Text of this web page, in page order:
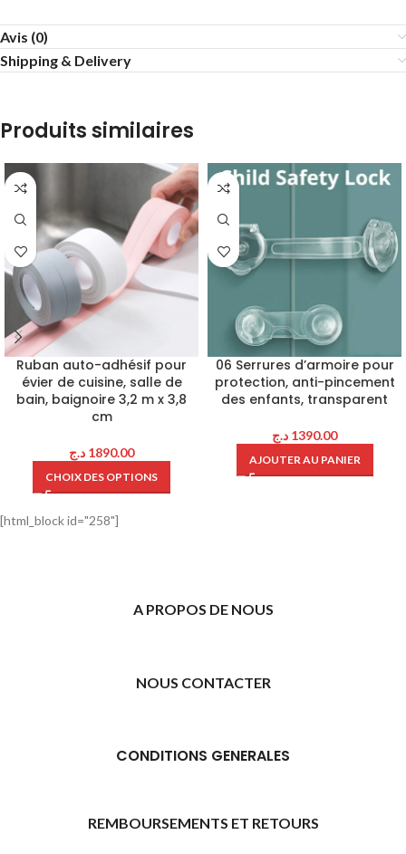
Avis (0)
Shipping & Delivery
Produits similaires
Ruban auto-adhésif pour
évier de cuisine, salle de
bain, baignoire 3,2 m x 3,8
cm
1890.00 د.ج
CHOIX DES OPTIONS
06 Serrures d’armoire pour
protection, anti-pincement
des enfants, transparent
1390.00 د.ج
AJOUTER AU PANIER
[html_block id="258"]
A PROPOS DE NOUS
NOUS CONTACTER
CONDITIONS GENERALES
REMBOURSEMENTS ET RETOURS